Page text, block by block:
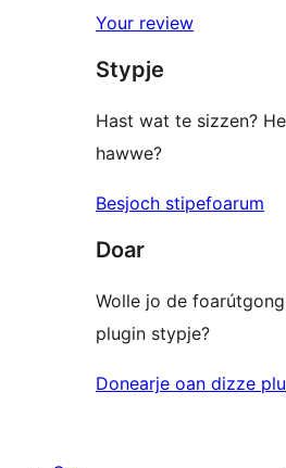
reviews
star
reviews
Your review
Stypje
Hast wat te sizzen?
hawwe?
Besjoch stipefoarum
Doar
Wolle jo de
plugin stypje?
Donearje oan dizze